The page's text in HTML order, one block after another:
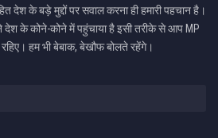
देश के बड़े मुद्दों पर सवाल करना ही हमारी पहचान है।
के कोने-कोने में पहुंचाया है इसी तरीके से आप MP
रहिए। हम भी बेबाक, बेखौफ बोलते रहेंगे।